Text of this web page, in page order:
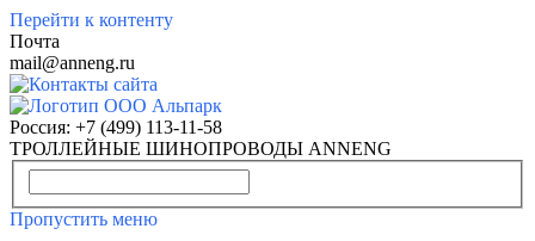
Перейти к контенту
Почта
mail@anneng.ru
Россия: +7 (499) 113-11-58
ТРОЛЛЕЙНЫЕ ШИНОПРОВОДЫ ANNENG
Пропустить меню